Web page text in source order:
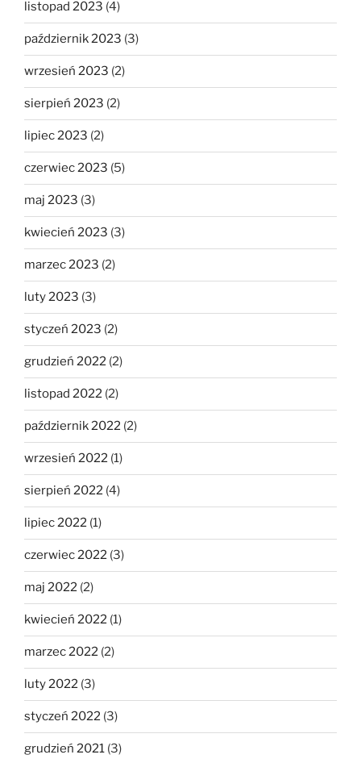
listopad 2023 (4)
październik 2023 (3)
wrzesień 2023 (2)
sierpień 2023 (2)
lipiec 2023 (2)
czerwiec 2023 (5)
maj 2023 (3)
kwiecień 2023 (3)
marzec 2023 (2)
luty 2023 (3)
styczeń 2023 (2)
grudzień 2022 (2)
listopad 2022 (2)
październik 2022 (2)
wrzesień 2022 (1)
sierpień 2022 (4)
lipiec 2022 (1)
czerwiec 2022 (3)
maj 2022 (2)
kwiecień 2022 (1)
marzec 2022 (2)
luty 2022 (3)
styczeń 2022 (3)
grudzień 2021 (3)